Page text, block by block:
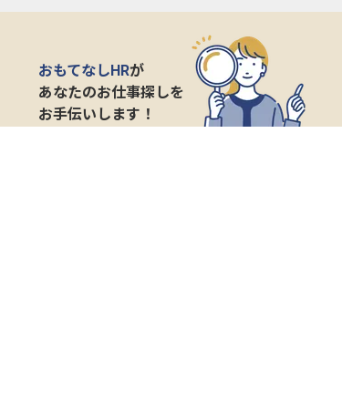
おもてなしHRが
あなたのお仕事探しを
お手伝いします！